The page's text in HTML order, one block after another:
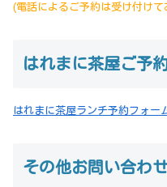
(電話によるご予約は受け付けて
はれまに茶屋ご予
はれまに茶屋ランチ予約フォー
その他お問い合わ